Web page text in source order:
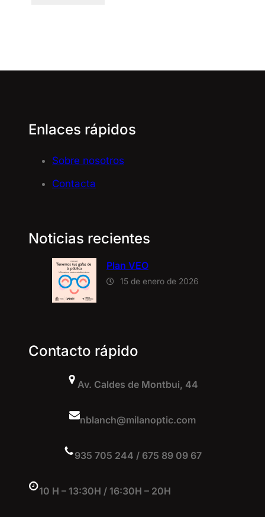
Enlaces rápidos
Sobre nosotros
Contacta
Noticias recientes
Plan VEO
15 de enero de 2026
Contacto rápido
Av. Caldes de Montbui, 44
nblanch@milanoptic.com
935 705 244 / 675 89 09 67
10 H – 13:30H / 16:30H – 20H